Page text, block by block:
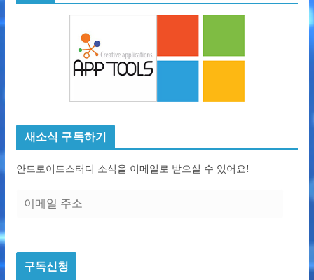
새소식 구독하기
안드로이드스터디 소식을 이메일로 받으실 수 있어요!
소구독신청